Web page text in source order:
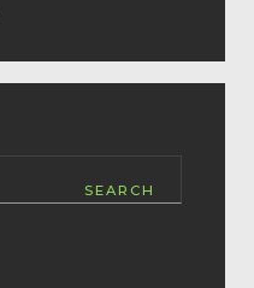
SEARCH